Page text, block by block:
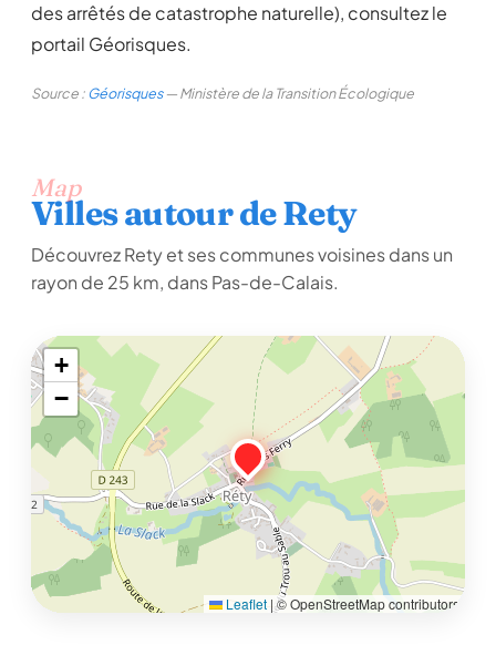
des arrêtés de catastrophe naturelle), consultez le
portail Géorisques.
Source :Géorisques— Ministère de la Transition Écologique
Map
Villes autour de Rety
Découvrez Rety et ses communes voisines dans un
rayon de 25 km, dans Pas-de-Calais.
+
−
Leaflet |© OpenStreetMap contributors